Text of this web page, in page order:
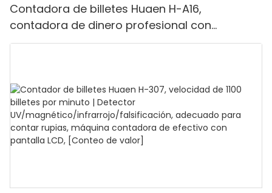
Contadora de billetes Huaen H-A16,
contadora de dinero profesional con
detección UV/MG/IR/DD, capacidad para
restaurantes.